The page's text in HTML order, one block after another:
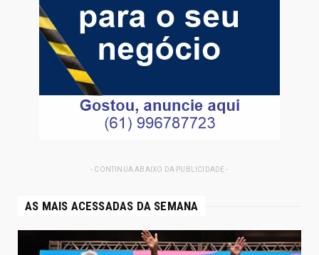
- CONTINUA ABAIXO DA PUBLICIDADE -
AS MAIS ACESSADAS DA SEMANA